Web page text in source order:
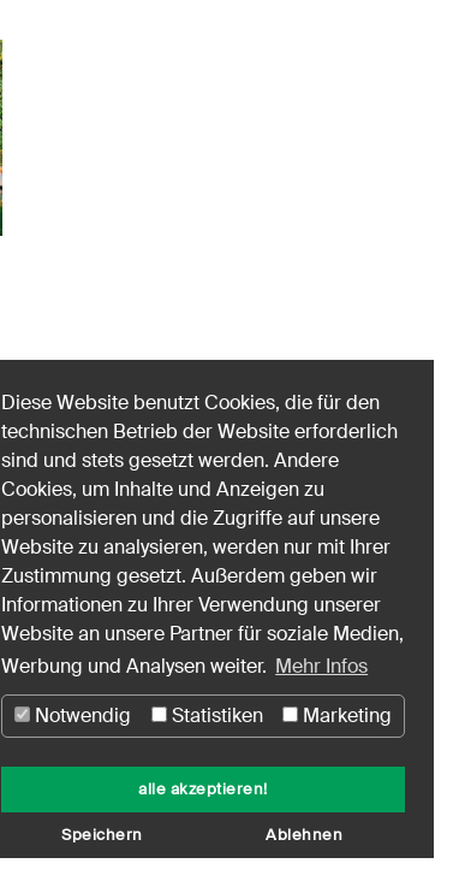
Diese Website benutzt Cookies, die für den
technischen Betrieb der Website erforderlich
sind und stets gesetzt werden. Andere
Cookies, um Inhalte und Anzeigen zu
personalisieren und die Zugriffe auf unsere
Website zu analysieren, werden nur mit Ihrer
Zustimmung gesetzt. Außerdem geben wir
Informationen zu Ihrer Verwendung unserer
Website an unsere Partner für soziale Medien,
Werbung und Analysen weiter. Mehr Infos
Notwendig
Statistiken Marketing
alle akzeptieren!
Speichern Ablehnen